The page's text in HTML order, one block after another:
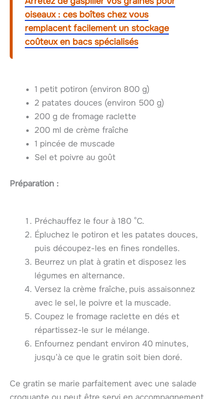
oiseaux : ces boîtes chez vous
remplacent facilement un stockage
coûteux en bacs spécialisés
1 petit potiron (environ 800 g)
2 patates douces (environ 500 g)
200 g de fromage raclette
200 ml de crème fraîche
1 pincée de muscade
Sel et poivre au goût
Préparation :
Préchauffez le four à 180 °C.
Épluchez le potiron et les patates douces,
puis découpez-les en fines rondelles.
Beurrez un plat à gratin et disposez les
légumes en alternance.
Versez la crème fraîche, puis assaisonnez
avec le sel, le poivre et la muscade.
Coupez le fromage raclette en dés et
répartissez-le sur le mélange.
Enfournez pendant environ 40 minutes,
jusqu’à ce que le gratin soit bien doré.
Ce gratin se marie parfaitement avec une salade